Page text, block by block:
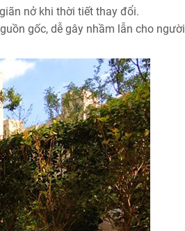
nở khi thời tiết thay đổi.
gốc, dễ gây nhầm lẫn cho người